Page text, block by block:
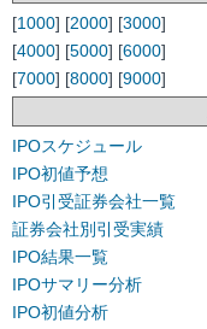
[1000] [2000] [3000]
[4000] [5000] [6000]
[7000] [8000] [9000]
IPOスケジュール
IPO初値予想
IPO引受証券会社一覧
証券会社別引受実績
IPO結果一覧
IPOサマリー分析
IPO初値分析